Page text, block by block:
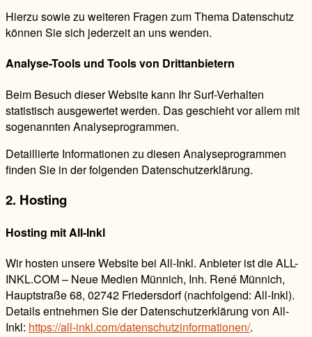
Hierzu sowie zu weiteren Fragen zum Thema Datenschutz
können Sie sich jederzeit an uns wenden.
Analyse-Tools und Tools von Drittanbietern
Beim Besuch dieser Website kann Ihr Surf-Verhalten
statistisch ausgewertet werden. Das geschieht vor allem mit
sogenannten Analyseprogrammen.
Detaillierte Informationen zu diesen Analyseprogrammen
finden Sie in der folgenden Datenschutzerklärung.
2. Hosting
Hosting mit All-Inkl
Wir hosten unsere Website bei All-Inkl. Anbieter ist die ALL-
INKL.COM – Neue Medien Münnich, Inh. René Münnich,
Hauptstraße 68, 02742 Friedersdorf (nachfolgend: All-Inkl).
Details entnehmen Sie der Datenschutzerklärung von All-
Inkl: https://all-inkl.com/datenschutzinformationen/.